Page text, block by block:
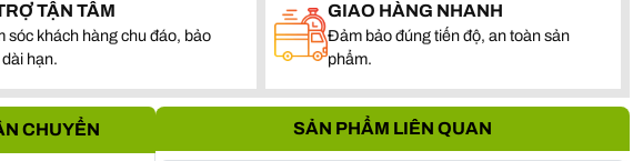
TẬN TÂM
sóc khách hàng chu đáo, bảo
hạn.
GIAO HÀNG NHANH
Đảm bảo đúng tiến độ, an toàn sản
phẩm.
CHUYỂN SẢN PHẨM LIÊN QUAN